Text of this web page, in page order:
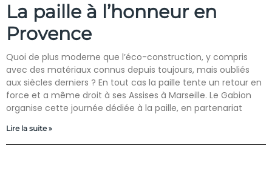
La paille à l’honneur en
Provence
Quoi de plus moderne que l’éco-construction, y compris
avec des matériaux connus depuis toujours, mais oubliés
aux siècles derniers ? En tout cas la paille tente un retour en
force et a même droit à ses Assises à Marseille. Le Gabion
organise cette journée dédiée à la paille, en partenariat
Lire la suite »